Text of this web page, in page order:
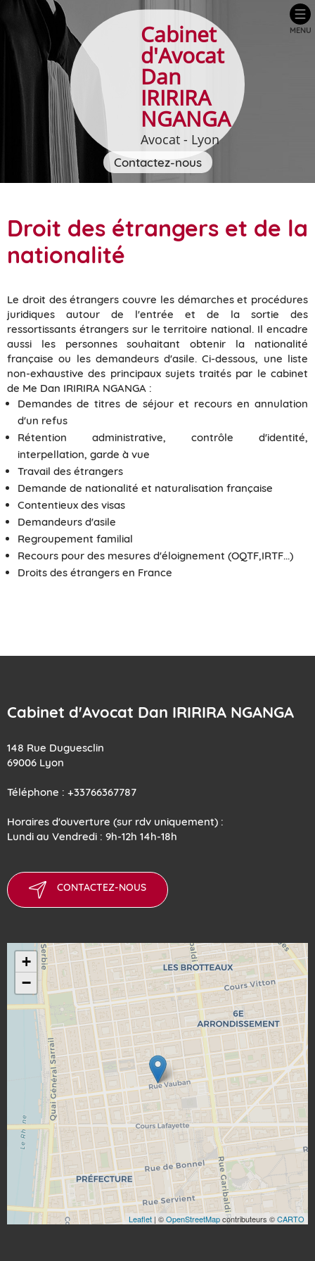
Cabinet
d'Avocat
Dan
IRIRIRA
NGANGA
Avocat - Lyon
Contactez-nous
MENU
Droit des étrangers et de la
nationalité
Le droit des étrangers couvre les démarches et procédures
juridiques autour de l'entrée et de la sortie des
ressortissants étrangers sur le territoire national. Il encadre
aussi les personnes souhaitant obtenir la nationalité
française ou les demandeurs d'asile. Ci-dessous, une liste
non-exhaustive des principaux sujets traités par le cabinet
de Me Dan IRIRIRA NGANGA :
Demandes de titres de séjour et recours en annulation
d'un refus
Rétention administrative, contrôle d'identité,
interpellation, garde à vue
Travail des étrangers
Demande de nationalité et naturalisation française
Contentieux des visas
Demandeurs d'asile
Regroupement familial
Recours pour des mesures d'éloignement (OQTF,IRTF...)
Droits des étrangers en France
Cabinet d'Avocat Dan IRIRIRA NGANGA
148 Rue Duguesclin
69006 Lyon
Téléphone : +33766367787
Horaires d'ouverture (sur rdv uniquement) :
Lundi au Vendredi : 9h-12h 14h-18h
CONTACTEZ-NOUS
+
−
Leaflet | ©OpenStreetMapcontributeurs ©CARTO